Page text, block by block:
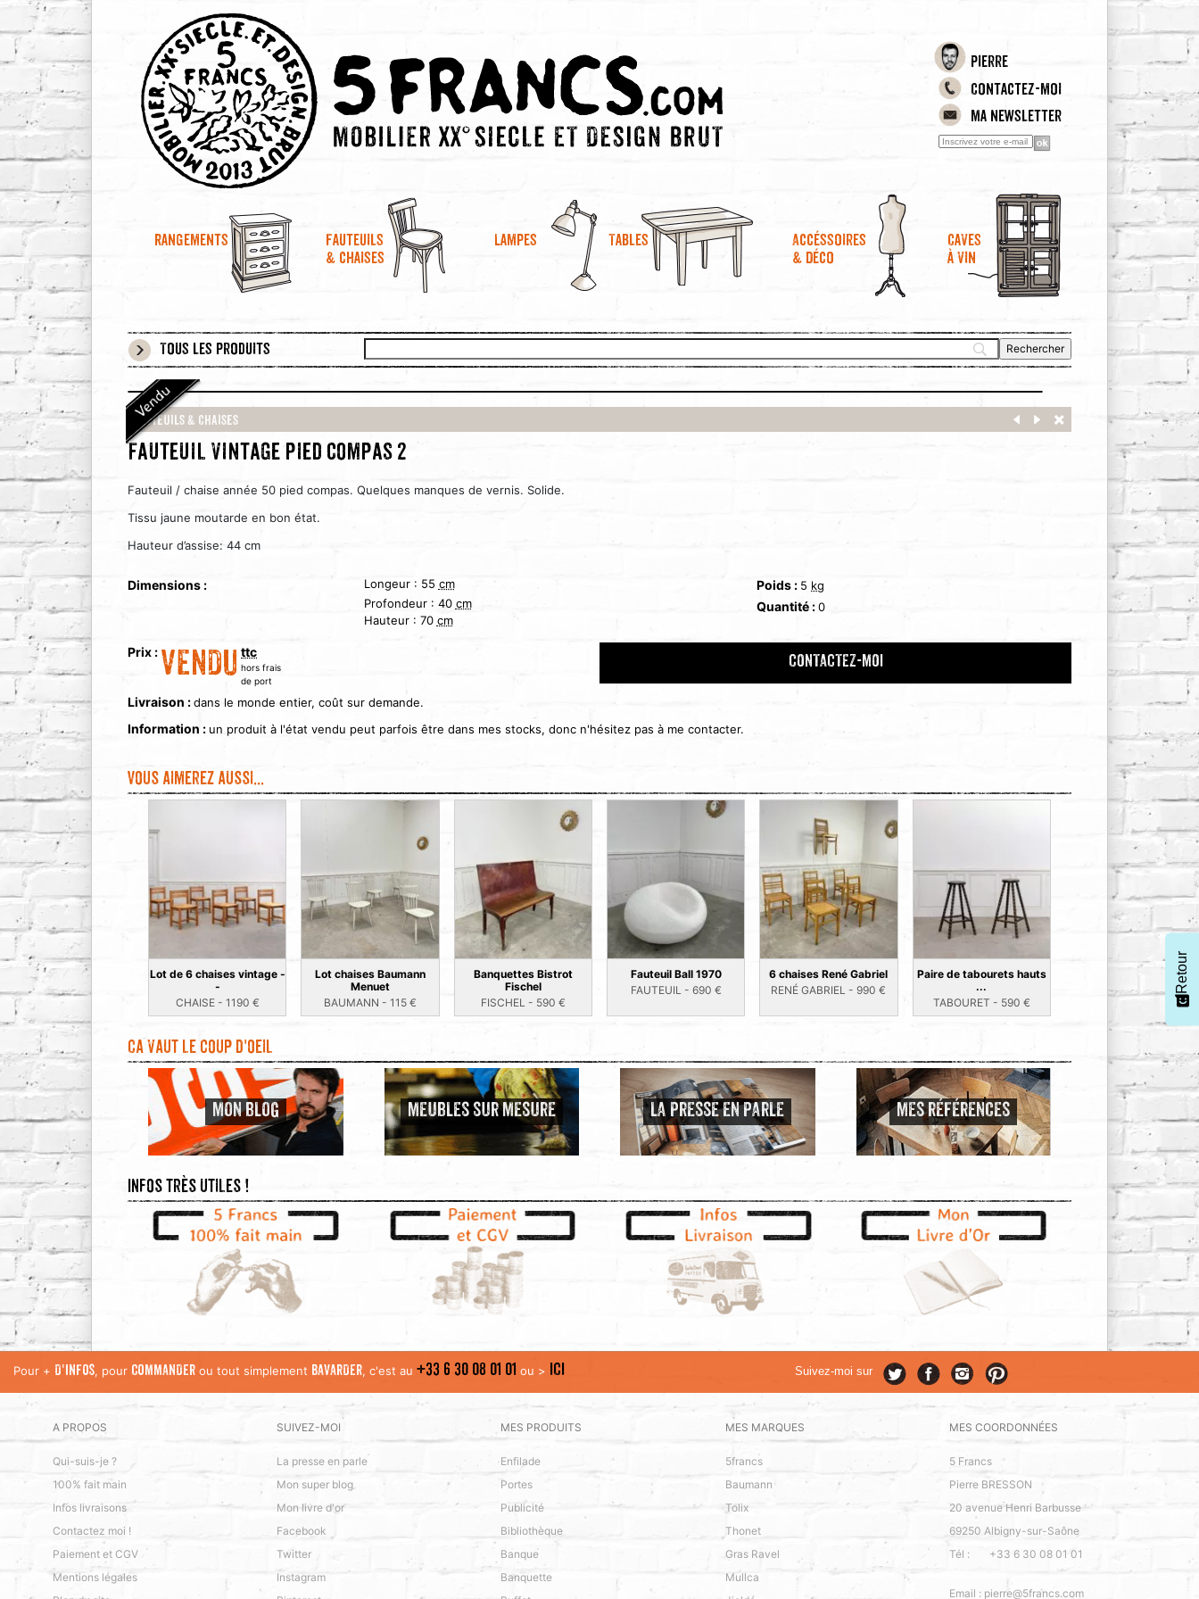
Pierre
Contactez-moi
Ma newsletter
Rangements
Fauteuils
& chaises
Lampes Tables
Accéssoires
& déco
Caves
à vin
Tous les produits
Fauteuils & Chaises
Fauteuil vintage pied compas 2
Fauteuil / chaise année 50 pied compas. Quelques manques de vernis. Solide.
Tissu jaune moutarde en bon état.
Hauteur d’assise: 44 cm
Dimensions : Longeur : 55 cm
Profondeur : 40 cm
Hauteur : 70 cm
Poids : 5 kg
Quantité :0
Prix : VENDU ttc
hors frais
de port
CONTACTEZ-MOI
Livraison :dans le monde entier, coût sur demande.
Information : un produit à l'état vendu peut parfois être dans mes stocks, donc n'hésitez pas à me contacter.
Vous aimerez aussi...
Lot de 6 chaises vintage -
-
CHAISE - 1190 €
Lot chaises Baumann
Menuet
BAUMANN - 115 €
Banquettes Bistrot
Fischel
FISCHEL - 590 €
Fauteuil Ball 1970
FAUTEUIL - 690 €
6 chaises René Gabriel
RENÉ GABRIEL -990 €
Paire de tabourets hauts
...
TABOURET - 590 €
Ca vaut le coup d'oeil
MON BLOG MEUBLES SUR MESURE LA PRESSE EN PARLE MES RÉFÉRENCES
Infos très utiles !
Pour + D'INFOS, pour COMMANDER ou tout simplement BAVARDER, c'est au +33 6 30 08 01 01 ou > ICI Suivez-moi sur
A PROPOS
Qui-suis-je ?
100% fait main
Infos livraisons
Contactez moi !
Paiement et CGV
Mentions légales
SUIVEZ-MOI
La presse en parle
Mon super blog
Mon livre d'or
Facebook
Twitter
Instagram
MES PRODUITS
Enfilade
Portes
Publicité
Bibliothèque
Banque
Banquette
MES MARQUES
5francs
Baumann
Tolix
Thonet
Gras Ravel
Mullca
MES COORDONNÉES
5 Francs
Pierre BRESSON
20 avenue Henri Barbusse
69250 Albigny-sur-Saône
Tél :
+33 6 30 08 01 01
Email : pierre@5francs.com
Retour